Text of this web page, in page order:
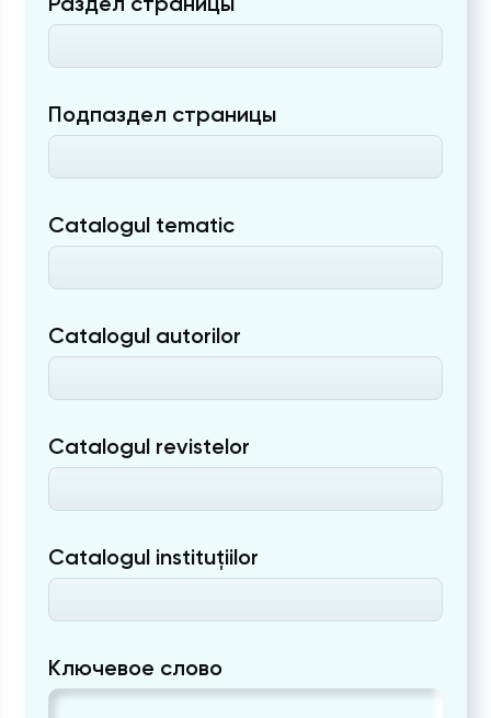
Подпаздел страницы
Catalogul tematic
Catalogul autorilor
Catalogul revistelor
Catalogul instituțiilor
Ключевое слово